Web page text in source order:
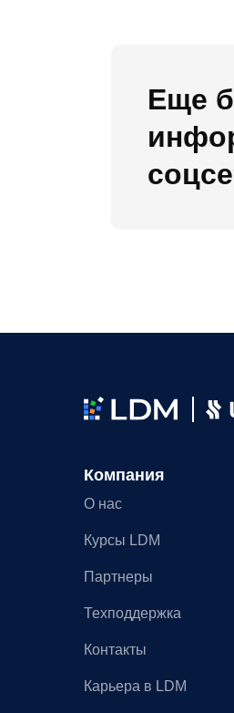
Еще
Компания
О нас
Курсы LDM
Партнеры
Техподдержка
Контакты
Карьера в LDM